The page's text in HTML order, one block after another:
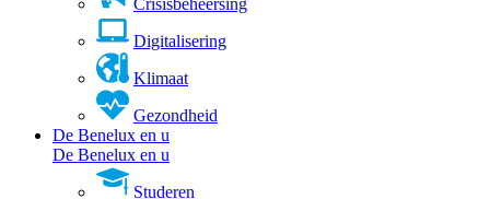
Digitalisering
Klimaat
Gezondheid
De Benelux en u
De Benelux en u
Studeren